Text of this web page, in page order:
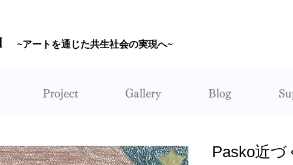
~アートを通じた共生社会の実現へ~
Project Gallery Blog
Pasko近
CORUNUM